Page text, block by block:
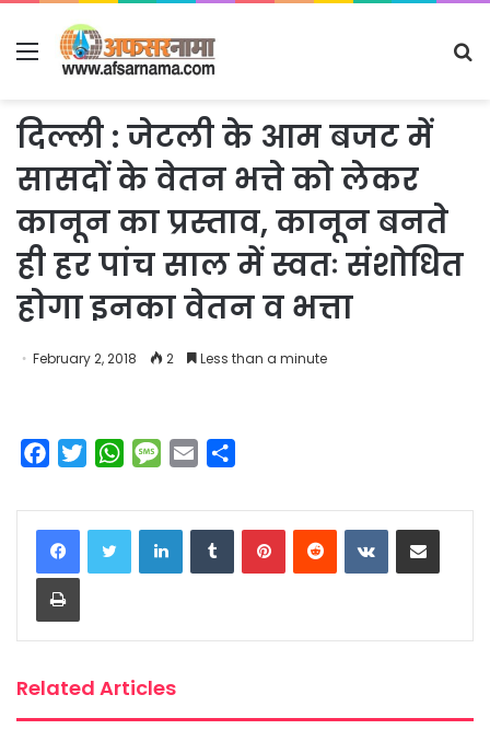
Menu
दिल्ली : जेटली के आम बजट में
सासदों के वेतन भत्ते को लेकर
कानून का प्रस्ताव, कानून बनते
ही हर पांच साल में स्वतः संशोधित
होगा इनका वेतन व भत्ता
February 2, 2018 2 Less than a minute
c
e
b
o
o
i
t
t
W
a
t
s
M
s
s
a
a
i
a
r
e
LinkedInTumblrPinterestReddit VKontakteShare via Email
Print
Related Articles